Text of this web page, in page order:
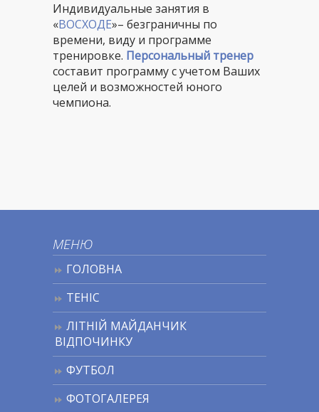
Индивидуальные занятия в
«ВОСХОДЕ»– безграничны по
времени, виду и программе
тренировке. Персональный тренер
составит программу с учетом Ваших
целей и возможностей юного
чемпиона.
МЕНЮ
ГОЛОВНА
ТЕНІС
ЛІТНІЙ МАЙДАНЧИК
ВІДПОЧИНКУ
ФУТБОЛ
ФОТОГАЛЕРЕЯ